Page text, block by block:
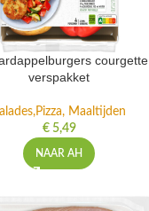
courgette
verspakket
Maaltijden
€5,49
NAAR AH